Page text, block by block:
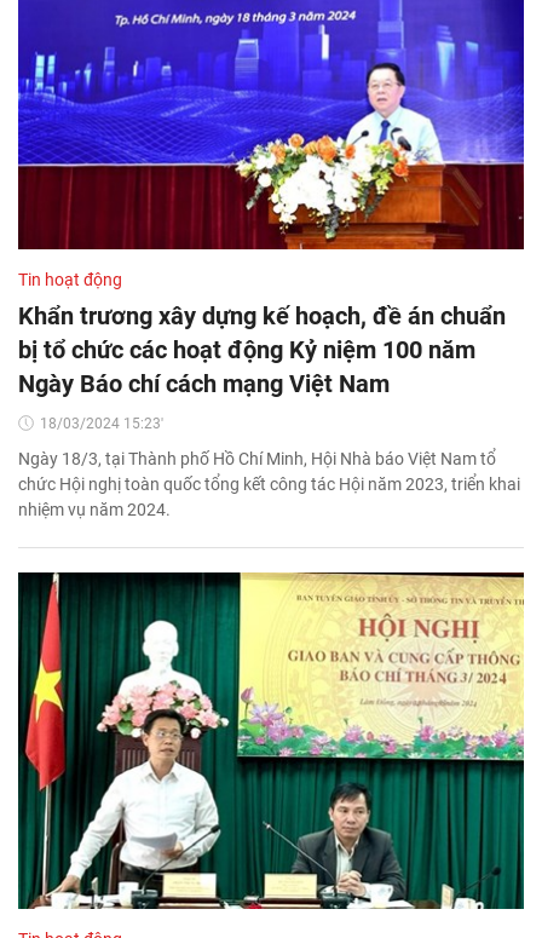
Tin hoạt động
Khẩn trương xây dựng kế hoạch, đề án chuẩn
bị tổ chức các hoạt động Kỷ niệm 100 năm
Ngày Báo chí cách mạng Việt Nam
18/03/2024 15:23'
Ngày 18/3, tại Thành phố Hồ Chí Minh, Hội Nhà báo Việt Nam tổ
chức Hội nghị toàn quốc tổng kết công tác Hội năm 2023, triển khai
nhiệm vụ năm 2024.